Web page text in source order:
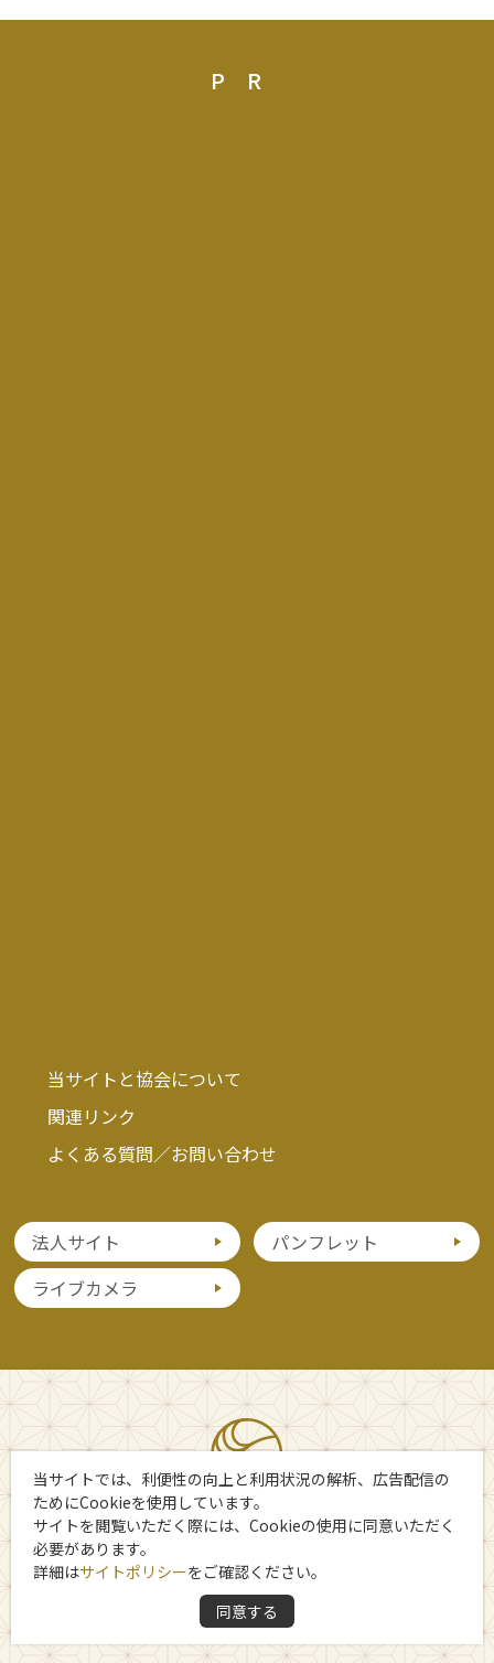
PR
当サイトと協会について
関連リンク
よくある質問／お問い合わせ
法人サイト
パンフレット
ライブカメラ
Copyright 日光市観光協会
All Rights Reserved.
当サイトでは、利便性の向上と利用状況の解析、広告配信の
ためにCookieを使用しています。
サイトを閲覧いただく際には、Cookieの使用に同意いただく
必要があります。
詳細はサイトポリシーをご確認ください。
同意する